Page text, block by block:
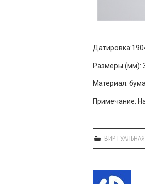
Размеры (мм):
Материал:
Примечание: